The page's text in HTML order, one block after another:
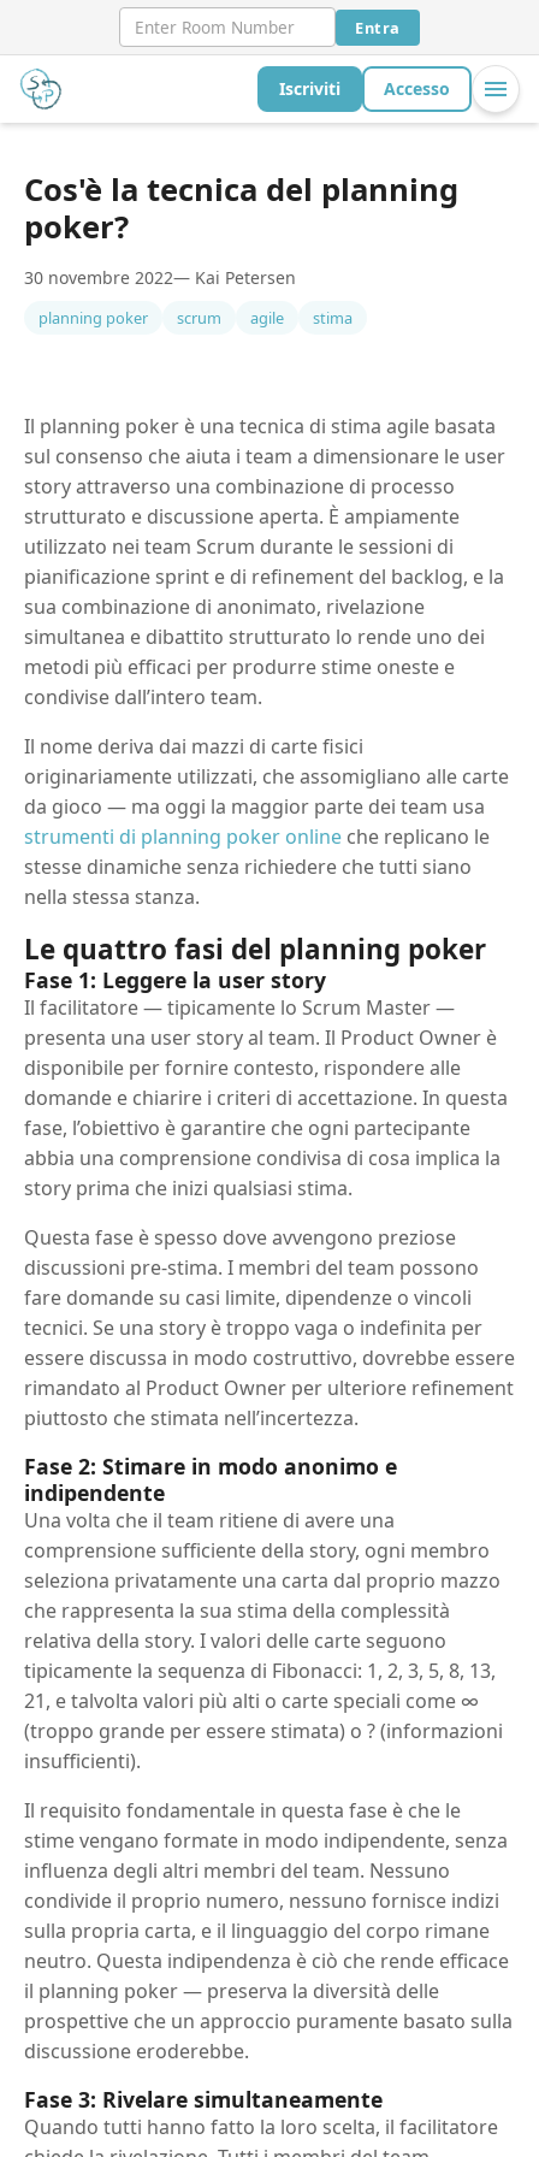
Entra
Iscriviti Accesso
Cos'è la tecnica del planning
poker?
30 novembre 2022— Kai Petersen
planning poker scrum agile stima
Il planning poker è una tecnica di stima agile basata
sul consenso che aiuta i team a dimensionare le user
story attraverso una combinazione di processo
strutturato e discussione aperta. È ampiamente
utilizzato nei team Scrum durante le sessioni di
pianificazione sprint e di refinement del backlog, e la
sua combinazione di anonimato, rivelazione
simultanea e dibattito strutturato lo rende uno dei
metodi più efficaci per produrre stime oneste e
condivise dall’intero team.
Il nome deriva dai mazzi di carte fisici
originariamente utilizzati, che assomigliano alle carte
da gioco — ma oggi la maggior parte dei team usa
strumenti di planning poker online che replicano le
stesse dinamiche senza richiedere che tutti siano
nella stessa stanza.
Le quattro fasi del planning poker
Fase 1: Leggere la user story
Il facilitatore — tipicamente lo Scrum Master —
presenta una user story al team. Il Product Owner è
disponibile per fornire contesto, rispondere alle
domande e chiarire i criteri di accettazione. In questa
fase, l’obiettivo è garantire che ogni partecipante
abbia una comprensione condivisa di cosa implica la
story prima che inizi qualsiasi stima.
Questa fase è spesso dove avvengono preziose
discussioni pre-stima. I membri del team possono
fare domande su casi limite, dipendenze o vincoli
tecnici. Se una story è troppo vaga o indefinita per
essere discussa in modo costruttivo, dovrebbe essere
rimandato al Product Owner per ulteriore refinement
piuttosto che stimata nell’incertezza.
Fase 2: Stimare in modo anonimo e
indipendente
Una volta che il team ritiene di avere una
comprensione sufficiente della story, ogni membro
seleziona privatamente una carta dal proprio mazzo
che rappresenta la sua stima della complessità
relativa della story. I valori delle carte seguono
tipicamente la sequenza di Fibonacci: 1, 2, 3, 5, 8, 13,
21, e talvolta valori più alti o carte speciali come ∞
(troppo grande per essere stimata) o ? (informazioni
insufficienti).
Il requisito fondamentale in questa fase è che le
stime vengano formate in modo indipendente, senza
influenza degli altri membri del team. Nessuno
condivide il proprio numero, nessuno fornisce indizi
sulla propria carta, e il linguaggio del corpo rimane
neutro. Questa indipendenza è ciò che rende efficace
il planning poker — preserva la diversità delle
prospettive che un approccio puramente basato sulla
discussione eroderebbe.
Fase 3: Rivelare simultaneamente
Quando tutti hanno fatto la loro scelta, il facilitatore